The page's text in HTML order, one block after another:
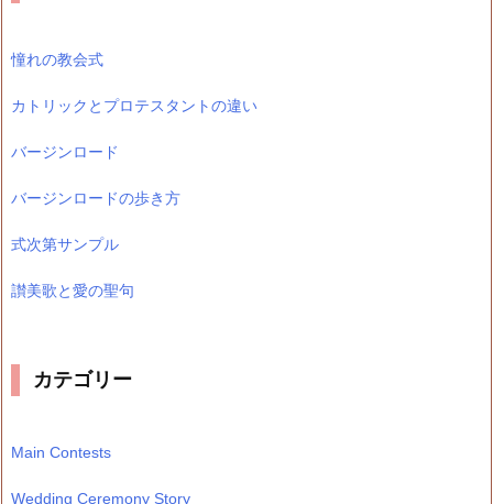
憧れの教会式
カトリックとプロテスタントの違い
バージンロード
バージンロードの歩き方
式次第サンプル
讃美歌と愛の聖句
カテゴリー
Main Contests
Wedding Ceremony Story